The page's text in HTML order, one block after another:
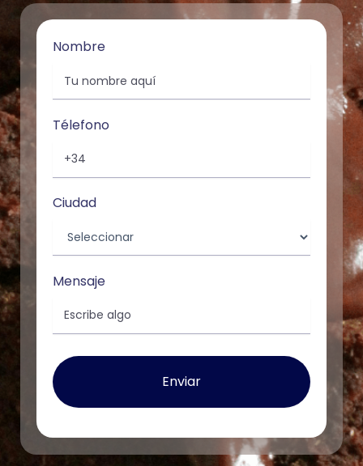
Nombre
Télefono
Ciudad
Mensaje